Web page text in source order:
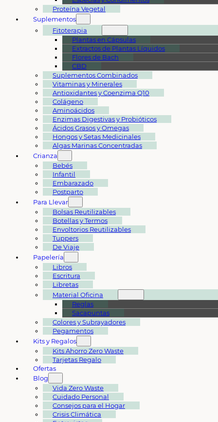
Proteína Vegetal
Suplementos
Fitoterapia
Plantas en Cápsulas
Extractos de Plantas Líquidos
Flores de Bach
CBD
Suplementos Combinados
Vitaminas y Minerales
Antioxidantes y Coenzima Q10
Colágeno
Aminoácidos
Enzimas Digestivas y Probióticos
Ácidos Grasos y Omegas
Hongos y Setas Medicinales
Algas Marinas Concentradas
Crianza
Bebés
Infantil
Embarazado
Postparto
Para Llevar
Bolsas Reutilizables
Botellas y Termos
Envoltorios Reutilizables
Tuppers
De Viaje
Papelería
Libros
Escritura
Libretas
Material Oficina
Reglas
Sacapuntas
Colores y Subrayadores
Pegamentos
Kits y Regalos
Kits Ahorro Zero Waste
Tarjetas Regalo
Ofertas
Blog
Vida Zero Waste
Cuidado Personal
Consejos para el Hogar
Crisis Climática